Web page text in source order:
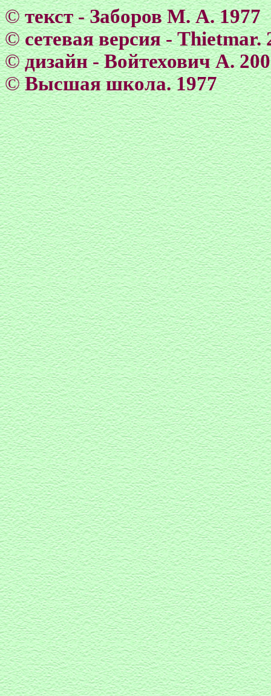
© текст - Заборов М. А. 1977
©сетевая версия - Тhietmar.
© дизайн - Войтехович А.
© Высшая школа. 1977